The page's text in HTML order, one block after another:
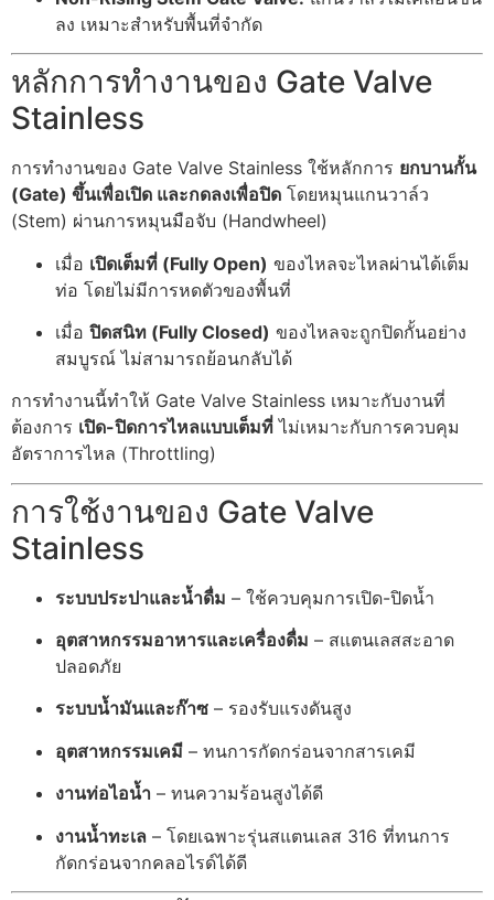
ลง เหมาะสำหรับพื้นที่จำกัด
หลักการทำงานของ Gate Valve
Stainless
การทำงานของ Gate Valve Stainless ใช้หลักการ ยกบานกั้น
(Gate) ขึ้นเพื่อเปิด และกดลงเพื่อปิด โดยหมุนแกนวาล์ว
(Stem) ผ่านการหมุนมือจับ (Handwheel)
เมื่อ เปิดเต็มที่ (Fully Open) ของไหลจะไหลผ่านได้เต็ม
ท่อ โดยไม่มีการหดตัวของพื้นที่
เมื่อ ปิดสนิท (Fully Closed) ของไหลจะถูกปิดกั้นอย่าง
สมบูรณ์ ไม่สามารถย้อนกลับได้
การทำงานนี้ทำให้ Gate Valve Stainless เหมาะกับงานที่
ต้องการ เปิด-ปิดการไหลแบบเต็มที่ ไม่เหมาะกับการควบคุม
อัตราการไหล (Throttling)
การใช้งานของ Gate Valve
Stainless
ระบบประปาและน้ำดื่ม – ใช้ควบคุมการเปิด-ปิดน้ำ
อุตสาหกรรมอาหารและเครื่องดื่ม – สแตนเลสสะอาด
ปลอดภัย
ระบบน้ำมันและก๊าซ – รองรับแรงดันสูง
อุตสาหกรรมเคมี – ทนการกัดกร่อนจากสารเคมี
งานท่อไอน้ำ – ทนความร้อนสูงได้ดี
งานน้ำทะเล – โดยเฉพาะรุ่นสแตนเลส 316 ที่ทนการ
กัดกร่อนจากคลอไรด์ได้ดี